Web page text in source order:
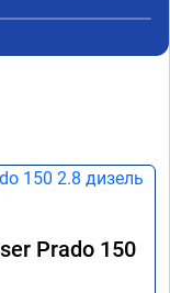
же, но
Prado 150